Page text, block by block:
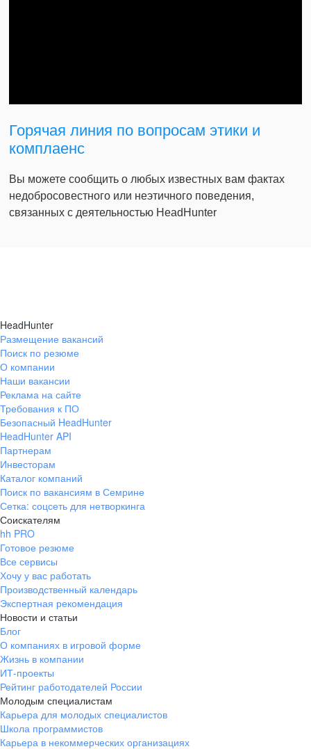
Горячая линия по вопросам этики и
комплаенс
Вы можете сообщить о любых известных вам фактах
недобросовестного или неэтичного поведения,
связанных с деятельностью HeadHunter
HeadHunter
Размещение вакансий
Поиск по резюме
О компании
Наши вакансии
Реклама на сайте
Требования к ПО
Безопасный HeadHunter
HeadHunter API
Партнерам
Инвесторам
Каталог компаний
Поиск по вакансиям в Семрине
Сетка: соцсеть для нетворкинга
Соискателям
hh PRO
Готовое резюме
Все сервисы
Хочу у вас работать
Производственный календарь
Экспертная рекомендация
Новости и статьи
Блог
О компаниях в игровой форме
Жизнь в компании
ИТ-проекты
Рейтинг работодателей России
Молодым специалистам
Карьера для молодых специалистов
Школа программистов
Карьера в некоммерческих организациях